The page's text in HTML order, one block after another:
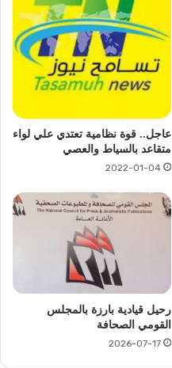
عاجل.. قوة نظامية تعتدي علي لواء
متقاعد بالسياط والعصي
2022-01-04
رحيل قيادية بارزة بالمجلس
القومي الصحافة
2026-07-17